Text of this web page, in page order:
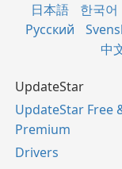
日本語
한국어
Русский
中
UpdateStar
UpdateStar Free
Premium
Drivers